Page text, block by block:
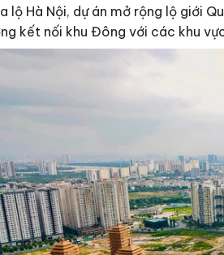
lộ Hà Nội, dự án mở rộng lộ giới
kết nối khu Đông với các khu